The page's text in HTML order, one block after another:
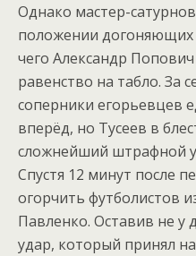
Однако мастер-
положении догоняющих
чего Александр
равенство на табло. За
соперники егорьевцев
вперёд, но Тусеев в
сложнейший штрафной
Спустя 12 минут после
огорчить футболистов
Павленко. Оставив не у
удар, который принял